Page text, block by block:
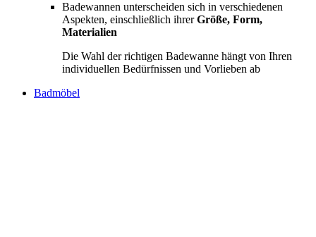
Badewannen unterscheiden sich in verschiedenen
Aspekten, einschließlich ihrerGröße, Form,
Materialien
Die Wahl der richtigen Badewanne hängt von Ihren
individuellen Bedürfnissen und Vorlieben ab
Badmöbel